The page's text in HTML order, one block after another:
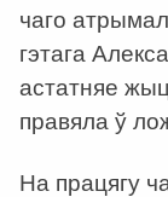
чаго
гэтага
астатняе
правяла ў
На працягу